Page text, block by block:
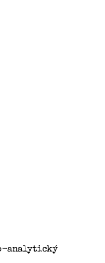
analytický